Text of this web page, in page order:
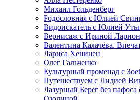
Михаил Гольденберг
Родословная с Юлией
Видоискатель с Юлией
Вернисаж с Ириной
Валентина Калачёва.
Лариса Хенинен
Олег Гальченко
Культурный променад с
Путешествуем с Лидией
Лазурный Берег без пафоса